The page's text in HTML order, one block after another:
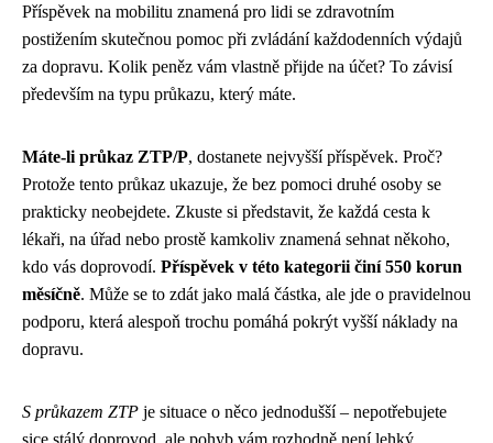
Příspěvek na mobilitu znamená pro lidi se zdravotním
postižením skutečnou pomoc při zvládání každodenních výdajů
za dopravu. Kolik peněz vám vlastně přijde na účet? To závisí
především na typu průkazu, který máte.
Máte-li průkaz ZTP/P, dostanete nejvyšší příspěvek. Proč?
Protože tento průkaz ukazuje, že bez pomoci druhé osoby se
prakticky neobejdete. Zkuste si představit, že každá cesta k
lékaři, na úřad nebo prostě kamkoliv znamená sehnat někoho,
kdo vás doprovodí. Příspěvek v této kategorii činí 550 korun
měsíčně. Může se to zdát jako malá částka, ale jde o pravidelnou
podporu, která alespoň trochu pomáhá pokrýt vyšší náklady na
dopravu.
S průkazem ZTP je situace o něco jednodušší – nepotřebujete
sice stálý doprovod, ale pohyb vám rozhodně není lehký.